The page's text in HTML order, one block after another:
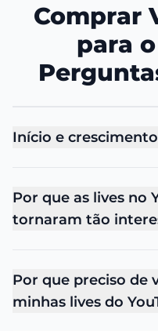
Comprar
para
Início e
Por que as lives no
tornaram tão
Por que preciso de
minhas lives do